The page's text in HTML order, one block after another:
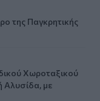
της Παγκρητικής
Χωροταξικού
Αλυσίδα, με